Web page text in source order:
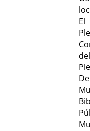
El
Ple
del
Ple